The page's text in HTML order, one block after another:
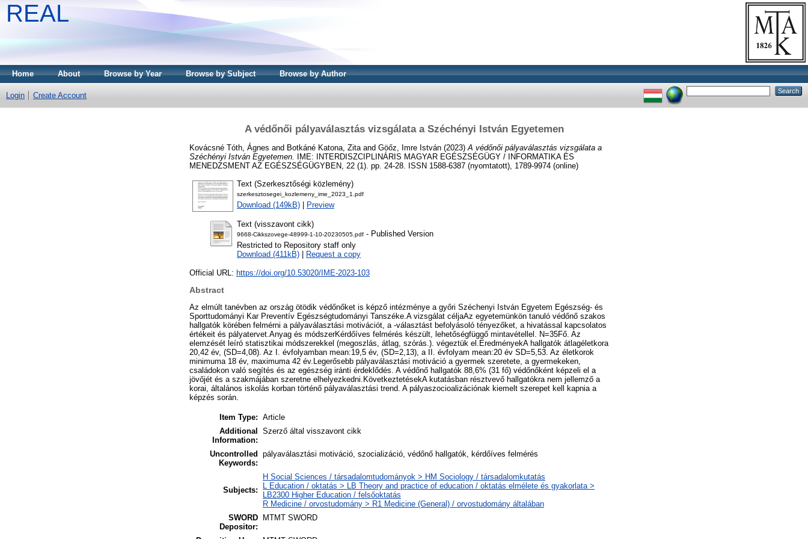
REAL
Home About Browse by Year Browse by Subject Browse by Author
Login Create Account
A védőnői pályaválasztás vizsgálata a Széchényi István Egyetemen
Kovácsné Tóth, Ágnes and Botkáné Katona, Zita and Göőz, Imre István (2023) A védőnői pályaválasztás vizsgálata a
Széchényi István Egyetemen. IME: INTERDISZCIPLINÁRIS MAGYAR EGÉSZSÉGÜGY / INFORMATIKA ÉS
MENEDZSMENT AZ EGÉSZSÉGÜGYBEN, 22 (1). pp. 24-28. ISSN 1588-6387 (nyomtatott), 1789-9974 (online)
Text (Szerkesztőségi közlemény)
szerkesztosegei_kozlemeny_ime_2023_1.pdf
Download (149kB) Preview
Text (visszavont cikk)
9668-Cikkszovege-48999-1-10-20230505.pdf - Published Version
Restricted to Repository staff only
Download (411kB)
Request a copy
Official URL: https://doi.org/10.53020/IME-2023-103
Abstract
Az elmúlt tanévben az ország ötödik védőnőket is képző intézménye a győri Széchenyi István Egyetem Egészség- és
Sporttudományi Kar Preventív Egészségtudományi Tanszéke.A vizsgálat céljaAz egyetemünkön tanuló védőnő szakos
hallgatók körében felmérni a pályaválasztási motivációt, a -választást befolyásoló tényezőket, a hivatással kapcsolatos
értékeit és pályatervet.Anyag és módszerKérdőíves felmérés készült, lehetőségfüggő mintavétellel. N=35Fő. Az
elemzését leíró statisztikai módszerekkel (megoszlás, átlag, szórás.). végeztük el.EredményekA hallgatók átlagéletkora
20,42 év, (SD=4,08). Az I. évfolyamban mean:19,5 év, (SD=2,13), a II. évfolyam mean:20 év SD=5,53. Az életkorok
minimuma 18 év, maximuma 42 év.Legerősebb pályaválasztási motiváció a gyermek szeretete, a gyermekeken,
családokon való segítés és az egészség iránti érdeklődés. A védőnő hallgatók 88,6% (31 fő) védőnőként képzeli el a
jövőjét és a szakmájában szeretne elhelyezkedni.KövetkeztetésekA kutatásban résztvevő hallgatókra nem jellemző a
korai, általános iskolás korban történő pályaválasztási trend. A pályaszocioalizációnak kiemelt szerepet kell kapnia a
képzés során.
Item Type: Article
Additional
Information:
Szerző által visszavont cikk
Uncontrolled
Keywords:
pályaválasztási motiváció, szocializáció, védőnő hallgatók, kérdőíves felmérés
Subjects:
H Social Sciences / társadalomtudományok > HM Sociology / társadalomkutatás
L Education / oktatás > LB Theory and practice of education / oktatás elmélete és gyakorlata >
LB2300 Higher Education / felsőoktatás
R Medicine / orvostudomány > R1 Medicine (General) / orvostudomány általában
SWORD
Depositor:
MTMT SWORD